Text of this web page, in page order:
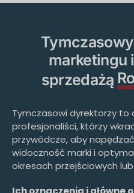
marketingu
sprzedażą
Tymczasowi dyrektorzy to
profesjonaliści, którzy
przywódcze, aby
widoczność marki i
okresach przejściowych